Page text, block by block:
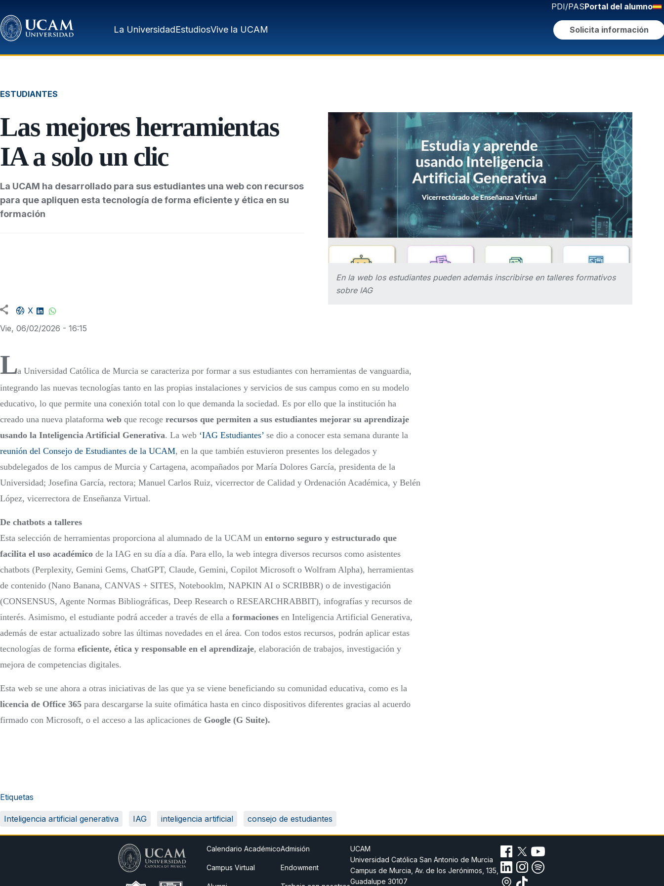
PDI/PASPortal del alumno
La UniversidadEstudiosVive la UCAM Solicita información
ESTUDIANTES
Las mejores herramientas
IA a solo un clic
La UCAM ha desarrollado para sus estudiantes una web con recursos
para que apliquen esta tecnología de forma eficiente y ética en su
formación
En la web los estudiantes pueden además inscribirse en talleres formativos
sobre IAG
Facebook share
X LinkedIn
Vie, 06/02/2026 - 16:15
La Universidad Católica de Murcia se caracteriza por formar a sus estudiantes con herramientas de vanguardia,
integrando las nuevas tecnologías tanto en las propias instalaciones y servicios de sus campus como en su modelo
educativo, lo que permite una conexión total con lo que demanda la sociedad. Es por ello que la institución ha
creado una nueva plataforma web que recoge recursos que permiten a sus estudiantes mejorar su aprendizaje
usando la Inteligencia Artificial Generativa. La web ‘IAG Estudiantes’ se dio a conocer esta semana durante la
reunión del Consejo de Estudiantes de la UCAM, en la que también estuvieron presentes los delegados y
subdelegados de los campus de Murcia y Cartagena, acompañados por María Dolores García, presidenta de la
Universidad; Josefina García, rectora; Manuel Carlos Ruiz, vicerrector de Calidad y Ordenación Académica, y Belén
López, vicerrectora de Enseñanza Virtual.
De chatbots a talleres
Esta selección de herramientas proporciona al alumnado de la UCAM un entorno seguro y estructurado que
facilita el uso académico de la IAG en su día a día. Para ello, la web integra diversos recursos como asistentes
chatbots (Perplexity, Gemini Gems, ChatGPT, Claude, Gemini, Copilot Microsoft o Wolfram Alpha), herramientas
de contenido (Nano Banana, CANVAS + SITES, Notebooklm, NAPKIN AI o SCRIBBR) o de investigación
(CONSENSUS, Agente Normas Bibliográficas, Deep Research o RESEARCHRABBIT), infografías y recursos de
interés. Asimismo, el estudiante podrá acceder a través de ella a formaciones en Inteligencia Artificial Generativa,
además de estar actualizado sobre las últimas novedades en el área. Con todos estos recursos, podrán aplicar estas
tecnologías de forma eficiente, ética y responsable en el aprendizaje, elaboración de trabajos, investigación y
mejora de competencias digitales.
Esta web se une ahora a otras iniciativas de las que ya se viene beneficiando su comunidad educativa, como es la
licencia de Office 365 para descargarse la suite ofimática hasta en cinco dispositivos diferentes gracias al acuerdo
firmado con Microsoft, o el acceso a las aplicaciones de Google (G Suite).
Etiquetas
Inteligencia artificial generativa IAG inteligencia artificial consejo de estudiantes
Calendario Académico
Campus Virtual
Admisión
Endowment
UCAM
Universidad Católica San Antonio de Murcia
Campus de Murcia, Av. de los Jerónimos, 135,
Guadalupe 30107